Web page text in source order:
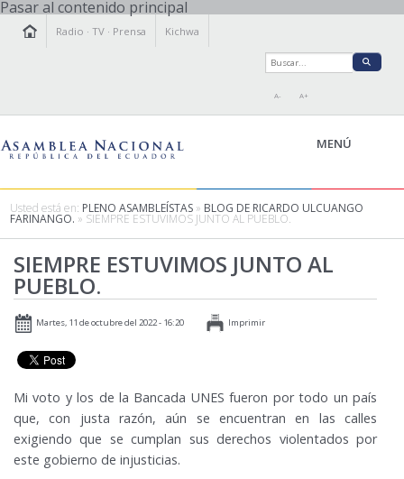
Pasar al contenido principal
Radio ·TV · Prensa Kichwa
A- A+
MENÚ
LEGISLAMOS
FISCALIZAMOS
TRANSPARENCIA
PRENSA
PARTICIPACIÓN
AGENDA
Usted está en: PLENO ASAMBLEÍSTAS » BLOG DE RICARDO ULCUANGO
FARINANGO. » SIEMPRE ESTUVIMOS JUNTO AL PUEBLO.
SIEMPRE ESTUVIMOS JUNTO AL
PUEBLO.
Martes, 11 de octubre del 2022 - 16:20 Imprimir
Mi voto y los de la Bancada UNES fueron por todo un país
que, con justa razón, aún se encuentran en las calles
exigiendo que se cumplan sus derechos violentados por
este gobierno de injusticias.